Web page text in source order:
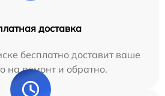
доставка
бесплатно доставит ваше
на ремонт и обратно.